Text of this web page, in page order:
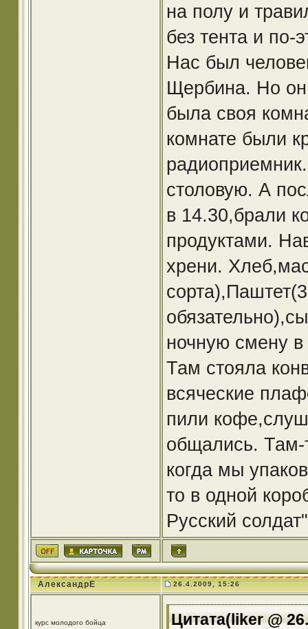
на полу и
без тента и по-
Нас был
Щербина. Но
была своя
комнате были
столовую. А
в 14.30,брали
продуктами.
хрени.
ночную смену в
Там стояла
всяческие
пили
общались. Там-
когда мы
то в одной
Русский
АлександрЕ 26.4.2009, 15:26
курс молодого бойца Цитата(liker @